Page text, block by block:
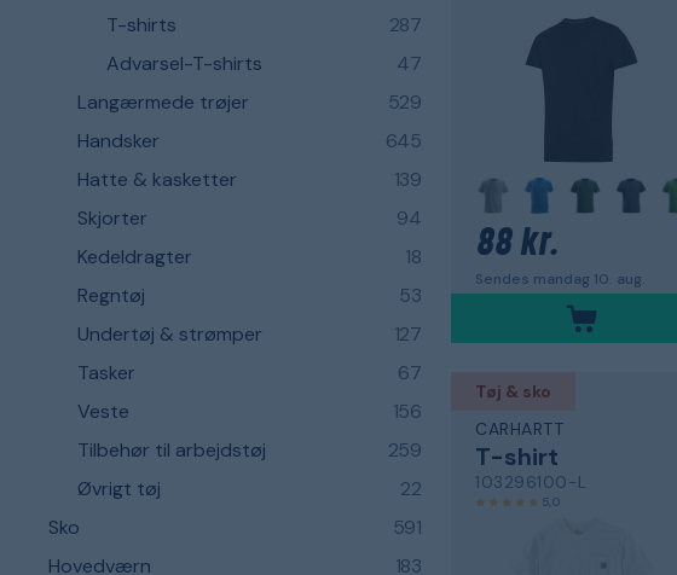
T-shirts
287
Advarsel-T-shirts
47
Langærmede trøjer
529
Handsker
645
Hatte & kasketter
139
Skjorter
94
Kedeldragter
18
Regntøj
53
Undertøj & strømper
127
Tasker
67
Veste
156
Tilbehør til arbejdstøj
259
Øvrigt tøj
22
Sko
591
Hovedværn
183
88 kr.
Sendes mandag 10. aug.
Tøj & sko
CARHARTT
T-shirt
103296100-L
5,0